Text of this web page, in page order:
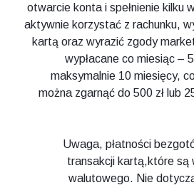
otwarcie konta i spełnienie kilku
aktywnie korzystać z rachunku,
kartą oraz wyrazić zgody
wypłacane co miesiąc –
maksymalnie 10 miesięcy,
można zgarnąć do 500 zł lub
Uwaga, płatności
transakcji kartą,które są
walutowego. Nie